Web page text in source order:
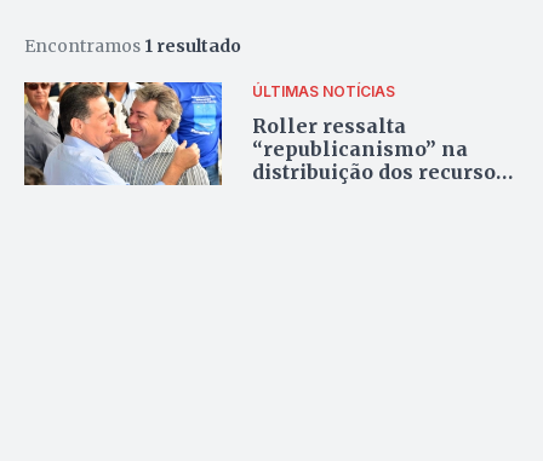
Encontramos 1 resultado
ÚLTIMAS NOTÍCIAS
Roller ressalta
“republicanismo” na
distribuição dos recursos